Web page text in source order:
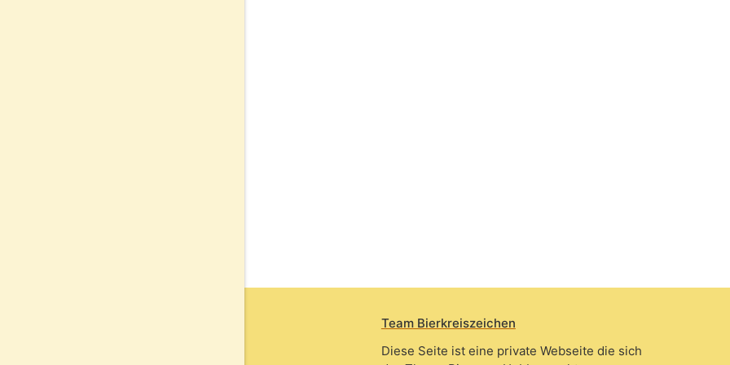
Team Bierkreiszeichen
Diese Seite ist eine private Webseite die sich